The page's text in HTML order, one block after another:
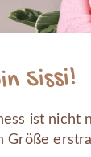
Sissi!
ist nicht
Größe